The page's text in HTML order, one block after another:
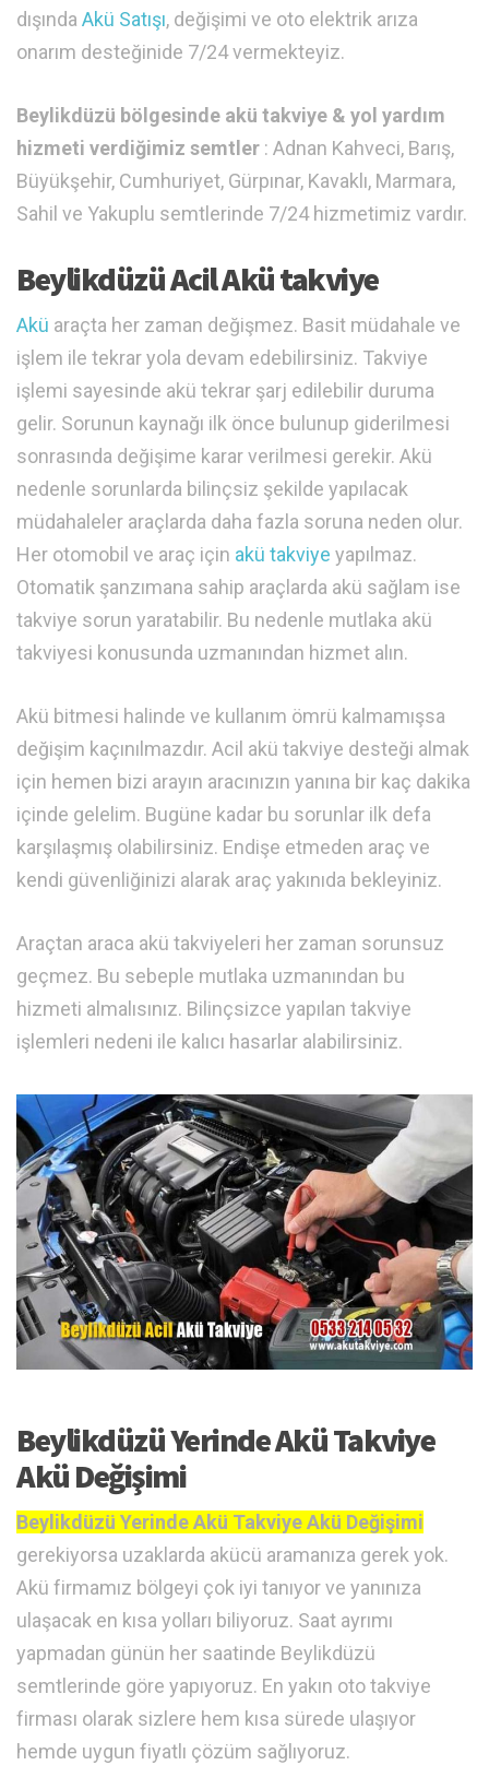
dışında Akü Satışı, değişimi ve oto elektrik arıza
onarım desteğinide 7/24 vermekteyiz.
Beylikdüzü bölgesinde akü takviye & yol yardım
hizmeti verdiğimiz semtler : Adnan Kahveci, Barış,
Büyükşehir, Cumhuriyet, Gürpınar, Kavaklı, Marmara,
Sahil ve Yakuplu semtlerinde 7/24 hizmetimiz vardır.
Beylikdüzü Acil Akü takviye
Akü araçta her zaman değişmez. Basit müdahale ve
işlem ile tekrar yola devam edebilirsiniz. Takviye
işlemi sayesinde akü tekrar şarj edilebilir duruma
gelir. Sorunun kaynağı ilk önce bulunup giderilmesi
sonrasında değişime karar verilmesi gerekir. Akü
nedenle sorunlarda bilinçsiz şekilde yapılacak
müdahaleler araçlarda daha fazla soruna neden olur.
Her otomobil ve araç için akü takviye yapılmaz.
Otomatik şanzımana sahip araçlarda akü sağlam ise
takviye sorun yaratabilir. Bu nedenle mutlaka akü
takviyesi konusunda uzmanından hizmet alın.
Akü bitmesi halinde ve kullanım ömrü kalmamışsa
değişim kaçınılmazdır. Acil akü takviye desteği almak
için hemen bizi arayın aracınızın yanına bir kaç dakika
içinde gelelim. Bugüne kadar bu sorunlar ilk defa
karşılaşmış olabilirsiniz. Endişe etmeden araç ve
kendi güvenliğinizi alarak araç yakınıda bekleyiniz.
Araçtan araca akü takviyeleri her zaman sorunsuz
geçmez. Bu sebeple mutlaka uzmanından bu
hizmeti almalısınız. Bilinçsizce yapılan takviye
işlemleri nedeni ile kalıcı hasarlar alabilirsiniz.
Beylikdüzü Yerinde Akü Takviye
Akü Değişimi
Beylikdüzü Yerinde Akü Takviye Akü Değişimi
gerekiyorsa uzaklarda akücü aramanıza gerek yok.
Akü firmamız bölgeyi çok iyi tanıyor ve yanınıza
ulaşacak en kısa yolları biliyoruz. Saat ayrımı
yapmadan günün her saatinde Beylikdüzü
semtlerinde göre yapıyoruz. En yakın oto takviye
firması olarak sizlere hem kısa sürede ulaşıyor
hemde uygun fiyatlı çözüm sağlıyoruz.